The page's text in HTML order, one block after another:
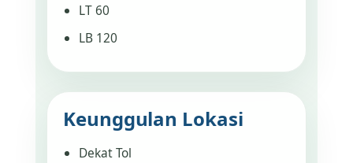
LT 60
LB 120
Keunggulan Lokasi
Dekat Tol